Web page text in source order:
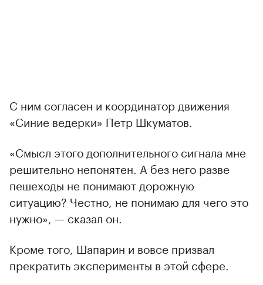
С ним согласен и координатор движения
«Синие ведерки» Петр Шкуматов.
«Смысл этого дополнительного сигнала мне
решительно непонятен. А без него разве
пешеходы не понимают дорожную
ситуацию? Честно, не понимаю для чего это
нужно», — сказал он.
Кроме того, Шапарин и вовсе призвал
прекратить эксперименты в этой сфере.